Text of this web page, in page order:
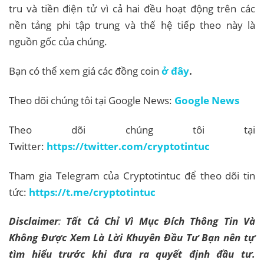
tru và tiền điện tử vì cả hai đều hoạt động trên các
nền tảng phi tập trung và thế hệ tiếp theo này là
nguồn gốc của chúng.
Bạn có thể xem giá các đồng coin ở đây.
Theo dõi chúng tôi tại Google News: Google News
Theo dõi chúng tôi tại
Twitter: https://twitter.com/cryptotintuc
Tham gia Telegram của Cryptotintuc để theo dõi tin
tức: https://t.me/cryptotintuc
Disclaimer: Tất Cả Chỉ Vì Mục Đích Thông Tin Và
Không Được Xem Là Lời Khuyên Đầu Tư Bạn nên tự
tìm hiểu trước khi đưa ra quyết định đầu tư.